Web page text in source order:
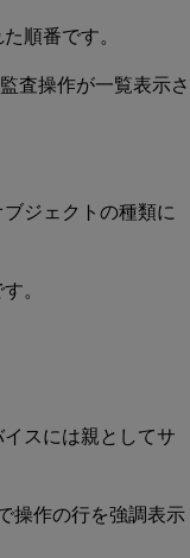
順番です。
査操作が一覧表示さ
ジェクトの種類に
。
スには親としてサ
操作の行を強調表示